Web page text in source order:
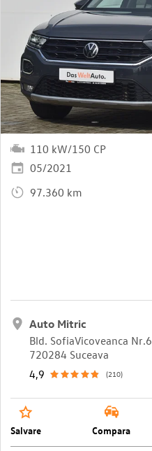
110 kW/150 CP
05/2021
97.360 km
Auto Mitric
Bld. SofiaVicoveanca Nr.6
720284 Suceava
4,9
(210)
Salvare Compara